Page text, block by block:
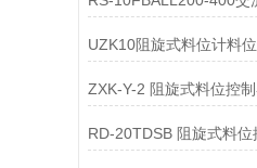
UZK10阻旋式料位计料